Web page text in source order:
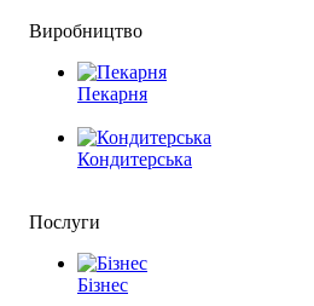
Виробництво
Пекарня
Кондитерська
Послуги
Бізнес